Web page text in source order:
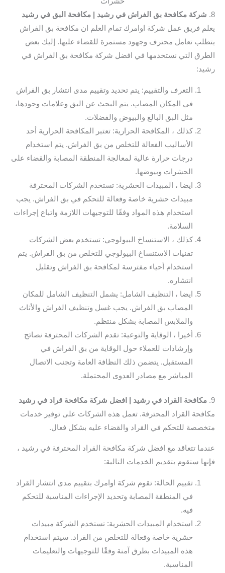
8. شركة مكافحة بق الفراش في رشيد
| مكافحة البق في رشيد
يعلم فريق عمل شركة اوامرك تمام العلم ان مكافحة بق الفراش
يتطلب تعامل محترف وجهود مستمرة للقضاء عليها. إليك بعض
الطرق التي نستخدمها في افضل شركة مكافحة بق الفراش في
رشيد:
التعرف والتقييم: يتم تحديد وتقييم مدى انتشار بق الفراش
في المكان المصاب. يتم البحث عن البق وعلامات وجودها،
مثل البق البالغ والبيوض والفضلات.
كذلك ، المكافحة الحرارية: تعتبر المكافحة الحرارية أحد
الأساليب الفعالة للتخلص من بق الفراش. يتم استخدام
درجات حرارة عالية لمعالجة المنطقة المصابة والقضاء على
الحشرات وبيوضها.
ايضا ، المبيدات الحشرية: تستخدم الشركات المحترفة
مبيدات حشرية خاصة وفعالة للتحكم في بق الفراش. يجب
استخدام هذه المواد وفقًا للتوجيهات اللازمة واتباع إجراءات
السلامة.
كذلك ، الاستنساخ البيولوجي: تستخدم بعض الشركات
تقنيات الاستنساخ البيولوجي للتخلص من بق الفراش. يتم
استخدام أحياء مفترسة لمكافحة بق الفراش وتقليل
انتشاره.
ايضا ، التنظيف الشامل: يشمل التنظيف الشامل للمكان
المصاب بق الفراش. يجب غسل وتنظيف الفراش والأثاث
والملابس المصابة بشكل منتظم.
أخيرا ، الوقاية والتوعية: تقدم الشركات المحترفة نصائح
وإرشادات للعملاء حول الوقاية من بق الفراش في
المستقبل. يتضمن ذلك النظافة العامة وتجنب الاتصال
المباشر مع مصادر العدوى المحتملة.
9. مكافحة القراد في رشيد | افضل شركة مكافحة قراد في رشيد
مكافحة القراد المحترفة. تعمل هذه الشركات على توفير خدمات
متخصصة للتحكم في القراد والقضاء عليه بشكل فعال.
عندما تتعاقد مع افضل شركة مكافحة القراد المحترفة في رشيد ،
فإنها ستقوم بتقديم الخدمات التالية:
تقييم الحالة: تقوم شركة اوامرك بتقييم مدى انتشار القراد
في المنطقة المصابة وتحديد الإجراءات المناسبة للتحكم
فيه.
استخدام المبيدات الحشرية: تستخدم الشركة مبيدات
حشرية خاصة وفعالة للتخلص من القراد. سيتم استخدام
هذه المبيدات بطرق آمنة وفقًا للتوجيهات والتعليمات
المناسبة.